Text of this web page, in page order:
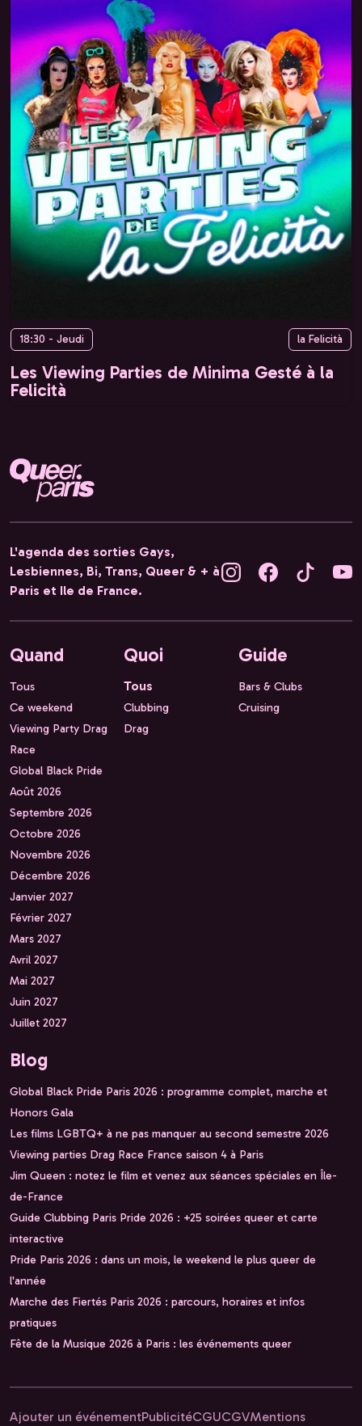
18:30 - Jeudi la Felicità
Les Viewing Parties de Minima Gesté à la
Felicità
L'agenda des sorties Gays,
Lesbiennes, Bi, Trans, Queer & + à
Paris et Ile de France.
Quand
Tous
Ce weekend
Viewing Party Drag
Race
Global Black Pride
Août 2026
Septembre 2026
Octobre 2026
Novembre 2026
Décembre 2026
Janvier 2027
Février 2027
Mars 2027
Avril 2027
Mai 2027
Juin 2027
Juillet 2027
Quoi
Tous
Clubbing
Drag
Guide
Bars & Clubs
Cruising
Blog
Global Black Pride Paris 2026 : programme complet, marche et
Honors Gala
Les films LGBTQ+ à ne pas manquer au second semestre 2026
Viewing parties Drag Race France saison 4 à Paris
Jim Queen : notez le film et venez aux séances spéciales en Île-
de-France
Guide Clubbing Paris Pride 2026 : +25 soirées queer et carte
interactive
Pride Paris 2026 : dans un mois, le weekend le plus queer de
l'année
Marche des Fiertés Paris 2026 : parcours, horaires et infos
pratiques
Fête de la Musique 2026 à Paris : les événements queer
Ajouter un événementPublicitéCGUCGVMentions